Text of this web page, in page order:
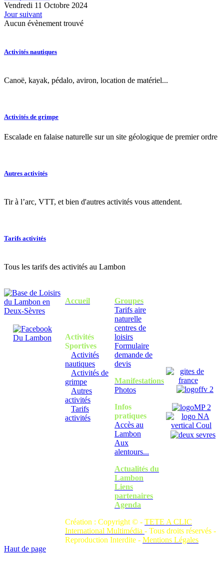
Vendredi 11 Octobre 2024
Jour suivant
Aucun évènement trouvé
Activités nautiques
Canoë, kayak, pédalo, aviron, location de matériel...
Activités de grimpe
Escalade en falaise naturelle sur un site géologique de premier ordre
Autres activités
Tir à l’arc, VTT, et bien d'autres activités vous attendent.
Tarifs activités
Tous les tarifs des activités au Lambon
Accueil
Activités
Sportives
Activités
nautiques
Activités de
grimpe
Autres
activités
Tarifs
activités
Groupes
Tarifs aire
naturelle
centres de
loisirs
Formulaire
demande de
devis
Manifestations
Photos
Infos
pratiques
Accès au
Lambon
Aux
alentours...
Actualités du
Lambon
Liens
partenaires
Agenda
Création : Copyright © - TETE A CLIC
International Multimédia - Tous droits réservés -
Reproduction Interdite - Mentions Légales
Haut de page